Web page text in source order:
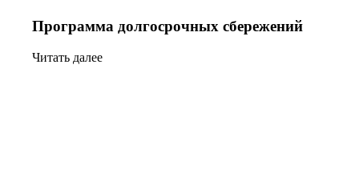
Программа долгосрочных сбережений
Читать далее